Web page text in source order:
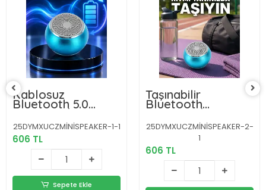
Kablosuz
Bluetooth 5.0
Hoparlör |
Kompakt ve Güçlü
Ses Yeni Nesil
25DYMXUCZMİNİSPEAKER-1-1
606 TL
Sepete Ekle
Taşınabilir
Bluetooth
Hoparlör | Dış
Mekân ve Seyahat
İçin İdeal Yeni Nesil
25DYMXUCZMİNİSPEAKER-2-
1
606 TL